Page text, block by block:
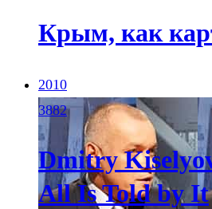
Крым, как
2010
3882
Dmitry
All Is Told by It